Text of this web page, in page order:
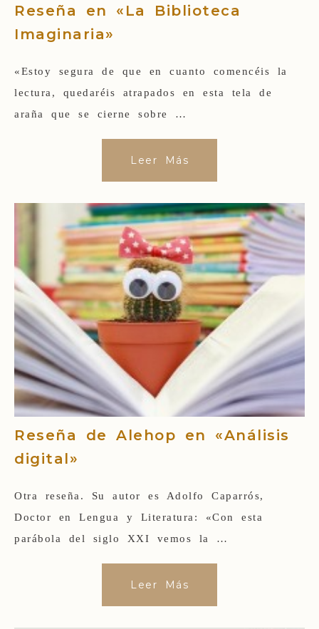
Reseña en «La Biblioteca
Imaginaria»
«Estoy segura de que en cuanto comencéis la
lectura, quedaréis atrapados en esta tela de
araña que se cierne sobre …
Leer Más
Reseña de Alehop en «Análisis
digital»
Otra reseña. Su autor es Adolfo Caparrós,
Doctor en Lengua y Literatura: «Con esta
parábola del siglo XXI vemos la …
Leer Más